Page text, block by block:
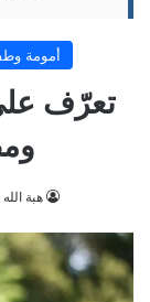
أمومة
تعرّف على
هبة